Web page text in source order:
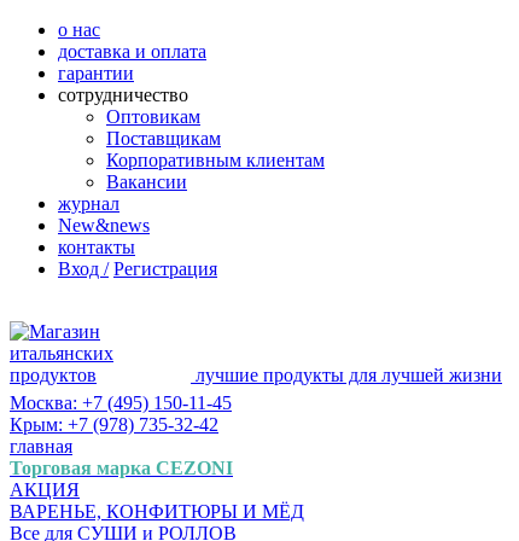
о нас
доставка и оплата
гарантии
сотрудничество
Оптовикам
Поставщикам
Корпоративным клиентам
Вакансии
журнал
New&news
контакты
Вход / Регистрация
лучшие продукты для лучшей жизни
Москва: +7 (495) 150-11-45
Крым: +7 (978) 735-32-42
главная
Торговая марка CEZONI
АКЦИЯ
ВАРЕНЬЕ, КОНФИТЮРЫ И МЁД
Все для СУШИ и РОЛЛОВ